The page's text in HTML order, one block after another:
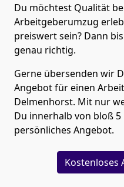
Du möchtest Qualität
Arbeitgeberumzug
preiswert sein? Dann
genau richtig.
Gerne übersenden wir
Angebot für einen
Delmenhorst. Mit nur
Du innerhalb von bloß
persönliches Angebot.
Kostenloses